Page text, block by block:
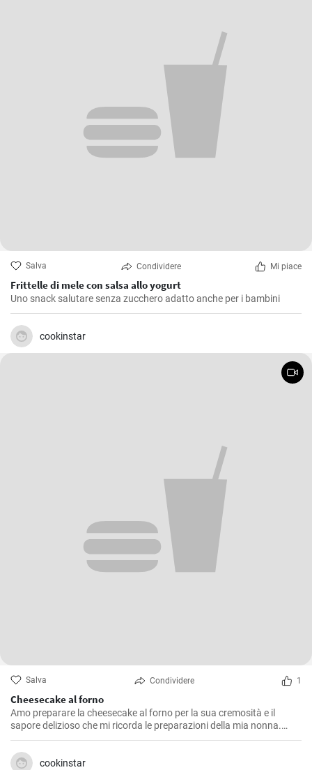
Salva Condividere Mi piace
Frittelle di mele con salsa allo yogurt
Uno snack salutare senza zucchero adatto anche per i bambini
cookinstar
Salva Condividere 1
Cheesecake al forno
Amo preparare la cheesecake al forno per la sua cremosità e il
sapore delizioso che mi ricorda le preparazioni della mia nonna.
Questa ricetta me l'ha insegnata lei ed è un dolce che non manca
mai durante le nostre feste di famiglia. L'equilibrio tra la base di
biscotti e il ripieno di formaggio è semplicemente perfetto!
cookinstar